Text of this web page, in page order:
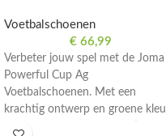
Voetbalschoenen
€ 66,99
Verbeter jouw spel met de Joma
Powerful Cup Ag
Voetbalschoenen. Met een
krachtig ontwerp en groene